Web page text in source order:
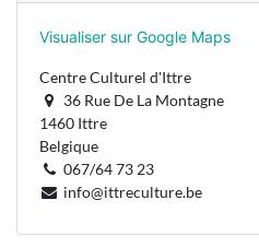
Visualiser sur Google Maps
Centre Culturel d'Ittre
36 Rue De La Montagne
1460 Ittre
Belgique
067/64 73 23
info@ittreculture.be